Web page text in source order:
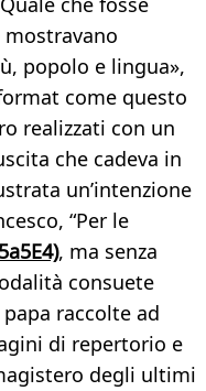
mostravano
popolo e lingua»,
come questo
realizzati con un
che cadeva in
un’intenzione
“Per le
, ma senza
consuete
raccolte ad
di repertorio e
degli ultimi